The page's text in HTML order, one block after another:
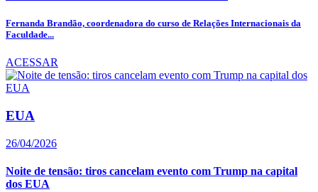
Fernanda Brandão, coordenadora do curso de Relações Internacionais da
Faculdade...
ACESSAR
EUA
26/04/2026
Noite de tensão: tiros cancelam evento com Trump na capital
dos EUA